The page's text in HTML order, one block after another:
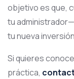
objetivo es que,
tu
tu nueva
Si quieres
práctica,